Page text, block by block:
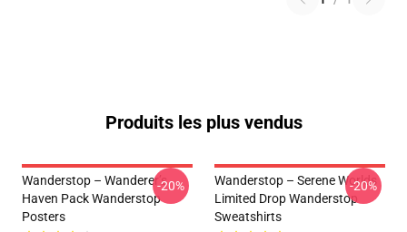
Produits les plus vendus
Wanderstop – Wanderer’s
Haven Pack Wanderstop
Posters
-20%
Wanderstop – Serene Worlds
Limited Drop Wanderstop
Sweatshirts
-20%